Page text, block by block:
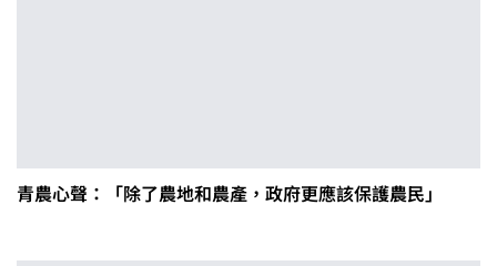
青農心聲：「除了農地和農產，政府更應該保護農民」